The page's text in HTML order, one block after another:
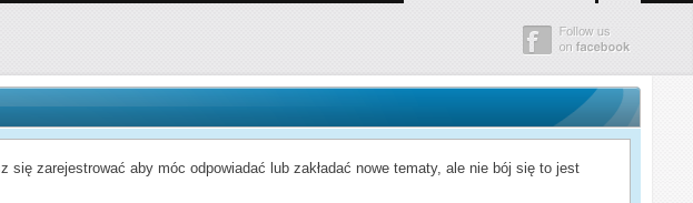
zarejestrować aby móc odpowiadać lub zakładać nowe tematy, ale nie bój się to jest